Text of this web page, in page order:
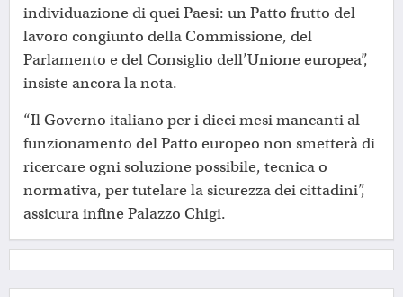
individuazione di quei Paesi: un Patto frutto del
lavoro congiunto della Commissione, del
Parlamento e del Consiglio dell’Unione europea”,
insiste ancora la nota.
“Il Governo italiano per i dieci mesi mancanti al
funzionamento del Patto europeo non smetterà di
ricercare ogni soluzione possibile, tecnica o
normativa, per tutelare la sicurezza dei cittadini”,
assicura infine Palazzo Chigi.